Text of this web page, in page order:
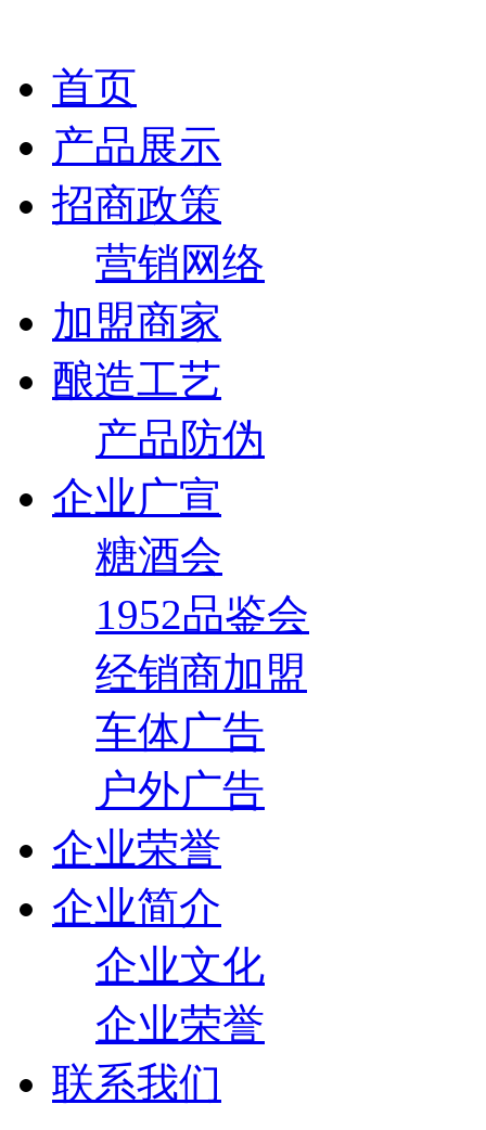
首页
产品展示
招商政策
营销网络
加盟商家
酿造工艺
产品防伪
企业广宣
糖酒会
1952品鉴会
经销商加盟
车体广告
户外广告
企业荣誉
企业简介
企业文化
企业荣誉
联系我们